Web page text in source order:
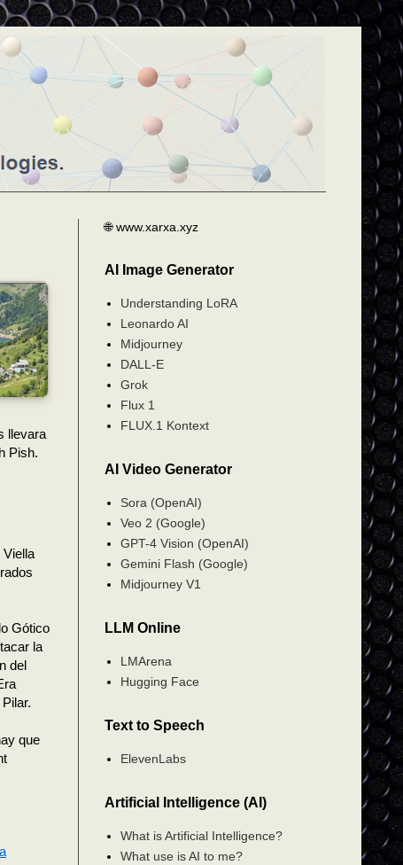
llevara
Pish.
Viella
Gótico
la
del
que
🌐 www.xarxa.xyz
AI Image Generator
Understanding LoRA
Leonardo AI
Midjourney
DALL-E
Grok
Flux 1
FLUX.1 Kontext
AI Video Generator
Sora (OpenAI)
Veo 2 (Google)
GPT-4 Vision (OpenAI)
Gemini Flash (Google)
Midjourney V1
LLM Online
LMArena
Hugging Face
Text to Speech
ElevenLabs
Artificial Intelligence (AI)
What is Artificial Intelligence?
What use is AI to me?